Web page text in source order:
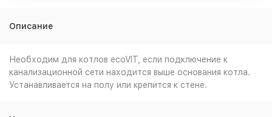
Описание
Необходим для котлов ecoVIT, если подключение к
канализационной сети находится выше основания котла.
Устанавливается на полу или крепится к стене.